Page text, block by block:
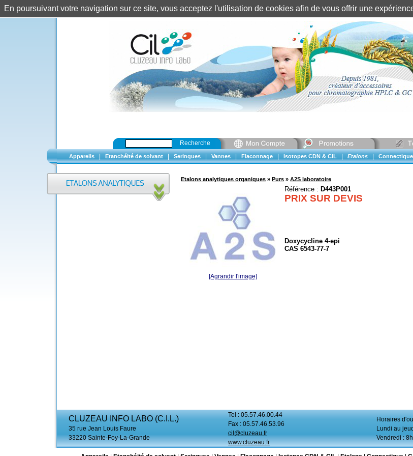
Identification
Recherche
Appareils Etanchéité de solvant Seringues Vannes Flaconnage Isotopes CDN & CIL Etalons Connectique
Etalons analytiques organiques » Purs » A2S laboratoire
[Agrandir l'image]
Référence : D443P001
PRIX SUR DEVIS
Doxycycline 4-epi
CAS 6543-77-7
CLUZEAU INFO LABO (C.I.L.)
35 rue Jean Louis Faure
33220 Sainte-Foy-La-Grande
Tel : 05.57.46.00.44
Fax : 05.57.46.53.96
cil@cluzeau.fr
www.cluzeau.fr
Horaires
Lundi au
Vendredi :
En poursuivant votre navigation sur ce site, vous acceptez l'utilisation de cookies afin de vous offrir une